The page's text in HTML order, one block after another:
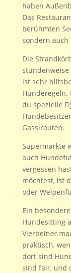
haben
Das
berühmten
sondern auch
Die
stundenweise
ist sehr
du spezielle
Gassirouten.
Supermärkte
auch
vergessen
möchtest, ist
oder
Ein
Hundesitting
Vierbeiner
praktisch,
dort sind
sind fair, und